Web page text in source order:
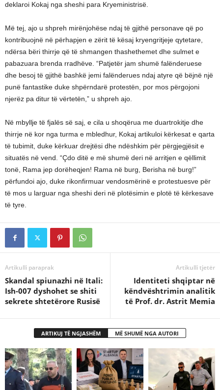
deklaroi Kokaj nga sheshi para Kryeministrisë.
Më tej, ajo u shpreh mirënjohëse ndaj të gjithë personave që po
kontribuojnë në përhapjen e zërit të kësaj kryengritjeje qytetare,
ndërsa bëri thirrje që të shmangen thashethemet dhe sulmet e
pabazuara brenda rradhëve. “Patjetër jam shumë falënderuese
dhe besoj të gjithë bashkë jemi falënderues ndaj atyre që bëjnë një
punë fantastike duke shpërndarë protestën, por mos përgojoni
njerëz pa ditur të vërtetën,” u shpreh ajo.
Në mbyllje të fjalës së saj, e cila u shoqërua me duartrokitje dhe
thirrje në kor nga turma e mbledhur, Kokaj artikuloi kërkesat e qarta
të tubimit, duke kërkuar drejtësi dhe ndëshkim për përgjegjësit e
situatës në vend. “Çdo ditë e më shumë deri në arritjen e qëllimit
tonë, Rama jep dorëheqjen! Rama në burg, Berisha në burg!”
përfundoi ajo, duke rikonfirmuar vendosmërinë e protestuesve për
të mos u larguar nga sheshi deri në plotësimin e plotë të kërkesave
të tyre.
Artikulli paraprak
Skandal spiunazhi në Itali:
Ish-007 dyshohet se shiti
sekrete shtetërore Rusisë
Artikulli tjetër
Identiteti shqiptar në
këndvështrimin analitik
të Prof. dr. Astrit Memia
ARTIKUJ TË NGJASHËM MË SHUMË NGA AUTORI